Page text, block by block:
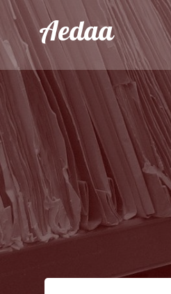
Aller
contenuAedaa